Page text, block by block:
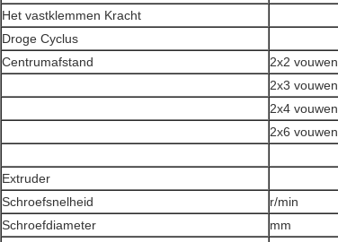
Het vastklemmen Kracht
Droge Cyclus
Centrumafstand
2x2 vouwen
2x3 vouwen
2x4 vouwen
2x6 vouwen
Extruder
Schroefsnelheid
r/min
Schroefdiameter
mm